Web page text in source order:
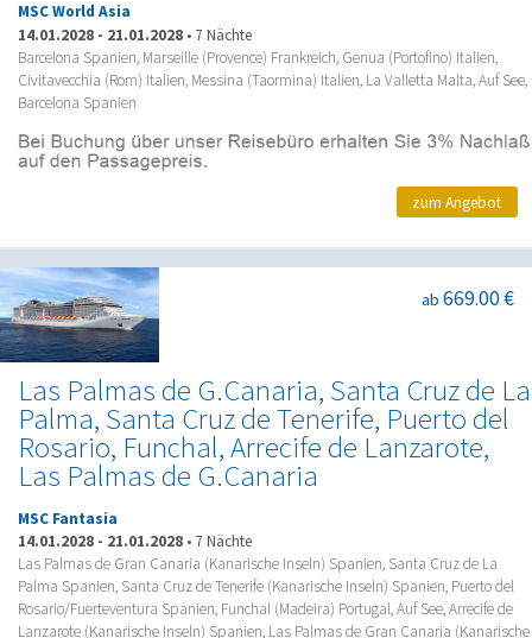
MSC World Asia
14.01.2028 - 21.01.2028 • 7 Nächte
Barcelona Spanien, Marseille (Provence) Frankreich, Genua (Portofino) Italien,
Civitavecchia (Rom) Italien, Messina (Taormina) Italien, La Valletta Malta, Auf See,
Barcelona Spanien
zum Angebot
Las Palmas de G.Canaria, Santa Cruz de La
Palma, Santa Cruz de Tenerife, Puerto del
Rosario, Funchal, Arrecife de Lanzarote,
Las Palmas de G.Canaria
ab 669.00 €
MSC Fantasia
14.01.2028 - 21.01.2028 • 7 Nächte
Las Palmas de Gran Canaria (Kanarische Inseln) Spanien, Santa Cruz de La
Palma Spanien, Santa Cruz de Tenerife (Kanarische Inseln) Spanien, Puerto del
Rosario/Fuerteventura Spanien, Funchal (Madeira) Portugal, Auf See, Arrecife de
Lanzarote (Kanarische Inseln) Spanien, Las Palmas de Gran Canaria (Kanarische